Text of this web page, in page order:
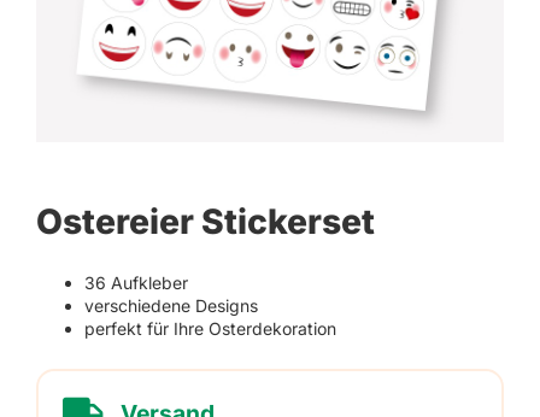
Ostereier Stickerset
36 Aufkleber
verschiedene Designs
perfekt für Ihre Osterdekoration